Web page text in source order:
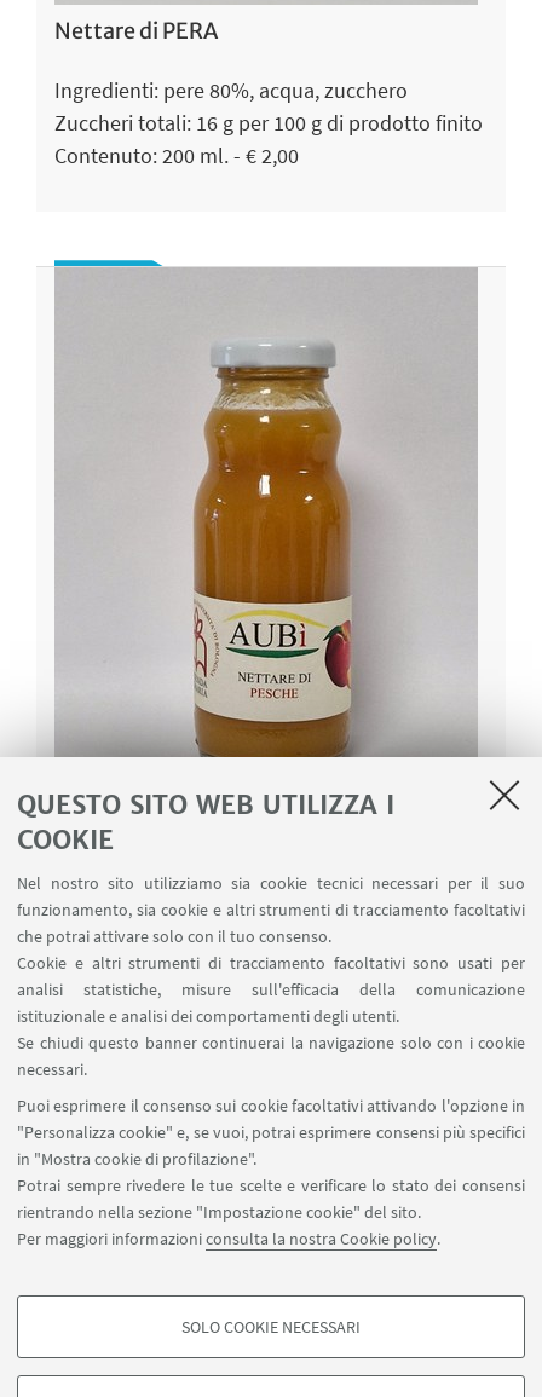
QUESTO SITO WEB UTILIZZA I
COOKIE
Nel nostro sito utilizziamo sia cookie tecnici necessari per il suo
funzionamento, sia cookie e altri strumenti di tracciamento facoltativi
che potrai attivare solo con il tuo consenso.
Cookie e altri strumenti di tracciamento facoltativi sono usati per
analisi statistiche, misure sull'efficacia della comunicazione
istituzionale e analisi dei comportamenti degli utenti.
Se chiudi questo banner continuerai la navigazione solo con i cookie
necessari.
Puoi esprimere il consenso sui cookie facoltativi attivando l'opzione in
"Personalizza cookie" e, se vuoi, potrai esprimere consensi più specifici
in "Mostra cookie di profilazione".
Potrai sempre rivedere le tue scelte e verificare lo stato dei consensi
rientrando nella sezione "Impostazione cookie" del sito.
Per maggiori informazioniconsulta la nostra Cookie policy.
COOKIE DI PROFILAZIONE - FACOLTATIVI
SOLO COOKIE NECESSARI
Nettare di PERA
Ingredienti: pere 80%, acqua, zucchero
Zuccheri totali: 16 g per 100 g di prodotto finito
Contenuto: 200 ml. - € 2,00
Nettare di PESCHE
Ingredienti: pesche 91%, acqua, zucchero
Zuccheri totali: 16 g per 100 g di prodotto finito
Contenuto: 200 ml. - € 2,00
PER INFORMAZIONI
Progetto Km 0 - Azienda
Agraria
Scrivi una mail